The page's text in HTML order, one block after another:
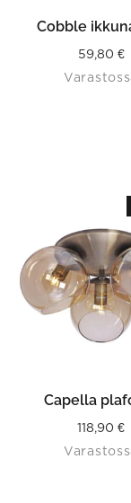
Cobble
59,80 €
Capella
118,90 €